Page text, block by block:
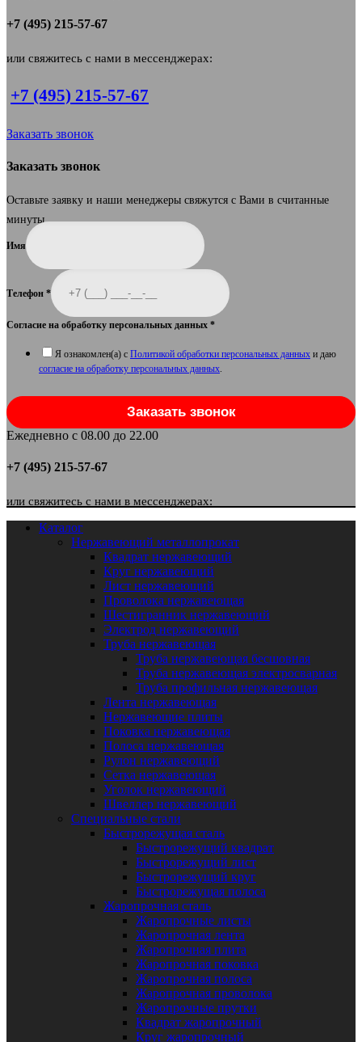
+7 (495) 215-57-67
или свяжитесь с нами в мессенджерах:
+7 (495) 215-57-67
Заказать звонок
Заказать звонок
Оставьте заявку и наши менеджеры свяжутся с Вами в считанные
минуты.
Имя
Телефон *
Согласие на обработку персональных данных *
Я ознакомлен(а) с Политикой обработки персональных данных и даю
согласие на обработку персональных данных.
Заказать звонок
Ежедневно с 08.00 до 22.00
+7 (495) 215-57-67
или свяжитесь с нами в мессенджерах:
Каталог
Нержавеющий металлопрокат
Квадрат нержавеющий
Круг нержавеющий
Лист нержавеющий
Проволока нержавеющая
Шестигранник нержавеющий
Электрод нержавеющий
Труба нержавеющая
Труба нержавеющая бесшовная
Труба нержавеющая электросварная
Труба профильная нержавеющая
Лента нержавеющая
Нержавеющие плиты
Поковка нержавеющая
Полоса нержавеющая
Рулон нержавеющий
Сетка нержавеющая
Уголок нержавеющий
Швеллер нержавеющий
Специальные стали
Быстрорежущая сталь
Быстрорежущий квадрат
Быстрорежущий лист
Быстрорежущий круг
Быстрорежущая полоса
Жаропрочная сталь
Жаропрочные листы
Жаропрочная лента
Жаропрочная плита
Жаропрочная поковка
Жаропрочная полоса
Жаропрочная проволока
Жаропрочные прутки
Квадрат жаропрочный
Круг жаропрочный